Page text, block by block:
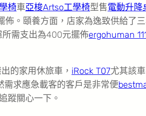
椅車亞梭Artso工學椅型售電動升降
佈。頤養方面，店家為逸致供給了
需支出為400元擺佈ergohuman
的家用休旅車， iRock T07尤其該
需求應急載客的客戶是非常便
蹤關心一下。